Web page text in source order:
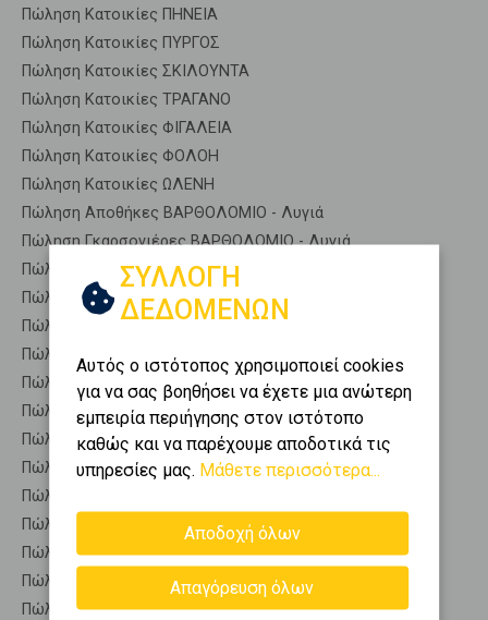
Πώληση Κατοικίες ΠΗΝΕΙΑ
Πώληση Κατοικίες ΠΥΡΓΟΣ
Πώληση Κατοικίες ΣΚΙΛΟΥΝΤΑ
Πώληση Κατοικίες ΤΡΑΓΑΝΟ
Πώληση Κατοικίες ΦΙΓΑΛΕΙΑ
Πώληση Κατοικίες ΦΟΛΟΗ
Πώληση Κατοικίες ΩΛΕΝΗ
Πώληση Αποθήκες ΒΑΡΘΟΛΟΜΙΟ - Λυγιά
Πώληση Γκαρσονιέρες ΒΑΡΘΟΛΟΜΙΟ - Λυγιά
Πώληση Διαμερίσματα ΒΑΡΘΟΛΟΜΙΟ - Λυγιά
Πώληση Κτίρια ΒΑΡΘΟΛΟΜΙΟ - Λυγιά
Πώληση Μεζονέτες (ανεξάρτητη) ΒΑΡΘΟΛΟΜΙΟ - Λυγιά
Πώληση Μεζονέτες (εφαπτόμενη) ΒΑΡΘΟΛΟΜΙΟ - Λυγιά
Πώληση Μονοκατοικίες ΒΑΡΘΟΛΟΜΙΟ - Λυγιά
Πώληση Οικίες ΒΑΡΘΟΛΟΜΙΟ - Λυγιά
Πώληση Οροφοδιαμερίσματα ΒΑΡΘΟΛΟΜΙΟ - Λυγιά
Πώληση Οροφομεζονέτες ΒΑΡΘΟΛΟΜΙΟ - Λυγιά
Πώληση Ρετιρέ ΒΑΡΘΟΛΟΜΙΟ - Λυγιά
Πώληση Συγκροτήματα κατοικιών ΒΑΡΘΟΛΟΜΙΟ - Λυγιά
Πώληση Υπόγεια ΒΑΡΘΟΛΟΜΙΟ - Λυγιά
Πώληση Υπόσκαφα ΒΑΡΘΟΛΟΜΙΟ - Λυγιά
Πώληση Υπολ. υψουν ΒΑΡΘΟΛΟΜΙΟ - Λυγιά
ΣΥΛΛΟΓΗ
ΔΕΔΟΜΕΝΩΝ
Αυτός ο ιστότοπος χρησιμοποιεί cookies
για να σας βοηθήσει να έχετε μια ανώτερη
εμπειρία περιήγησης στον ιστότοπο
καθώς και να παρέχουμε αποδοτικά τις
υπηρεσίες μας. Μάθετε περισσότερα...
Αποδοχή όλων
Απαγόρευση όλων